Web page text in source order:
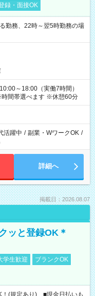
録・面接OK
務、22時～翌5時勤務の場
～18:00（実働7時間）
間帯選べます ※休憩60分
活躍中 / 副業・WワークOK /
詳細へ
掲載日：2026.08.07
ッと登録OK＊
学生歓迎
ブランクOK
(規定あり) ■現金日払いも